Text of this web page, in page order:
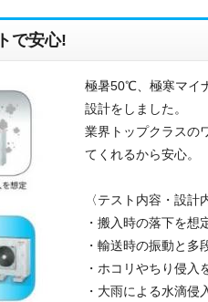
で安心!
極暑50℃、極寒マイ
設計をしました。
業界トップクラスの
てくれるから安心。
〈テスト内容・設計
・搬入時の落下を想
・輸送時の振動と多
・ホコリやちり侵入
・大雨による水滴侵
セージ